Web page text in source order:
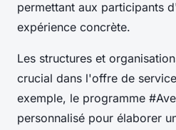
permettant aux participants
expérience concrète.
Les structures et
crucial dans l'offre de
exemple, le programme
personnalisé pour élaborer